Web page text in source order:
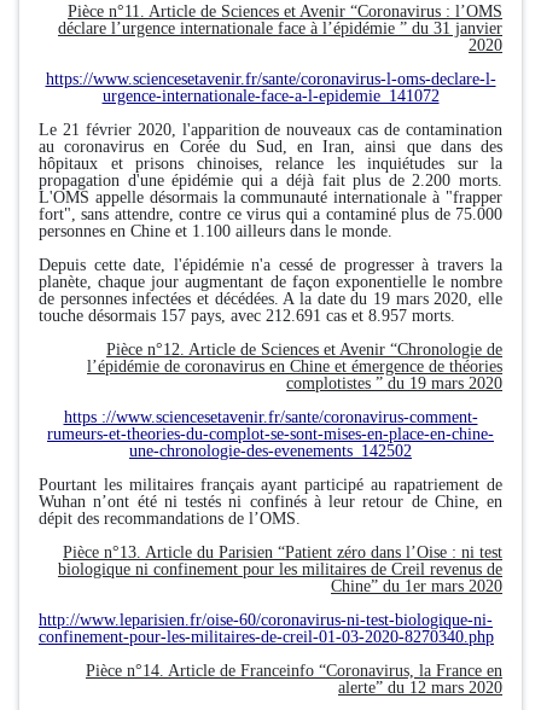
Pièce n°11. Article de Sciences et Avenir “Coronavirus : l’OMS
déclare l’urgence internationale face à l’épidémie ” du 31 janvier
2020
https://www.sciencesetavenir.fr/sante/coronavirus-l-oms-declare-l-
urgence-internationale-face-a-l-epidemie_141072
Le 21 février 2020, l'apparition de nouveaux cas de contamination
au coronavirus en Corée du Sud, en Iran, ainsi que dans des
hôpitaux et prisons chinoises, relance les inquiétudes sur la
propagation d'une épidémie qui a déjà fait plus de 2.200 morts.
L'OMS appelle désormais la communauté internationale à "frapper
fort", sans attendre, contre ce virus qui a contaminé plus de 75.000
personnes en Chine et 1.100 ailleurs dans le monde.
Depuis cette date, l'épidémie n'a cessé de progresser à travers la
planète, chaque jour augmentant de façon exponentielle le nombre
de personnes infectées et décédées. A la date du 19 mars 2020, elle
touche désormais 157 pays, avec 212.691 cas et 8.957 morts.
Pièce n°12. Article de Sciences et Avenir “Chronologie de
l’épidémie de coronavirus en Chine et émergence de théories
complotistes ” du 19 mars 2020
https ://www.sciencesetavenir.fr/sante/coronavirus-comment-
rumeurs-et-theories-du-complot-se-sont-mises-en-place-en-chine-
une-chronologie-des-evenements_142502
Pourtant les militaires français ayant participé au rapatriement de
Wuhan n’ont été ni testés ni confinés à leur retour de Chine, en
dépit des recommandations de l’OMS.
Pièce n°13. Article du Parisien “Patient zéro dans l’Oise : ni test
biologique ni confinement pour les militaires de Creil revenus de
Chine” du 1er mars 2020
http://www.leparisien.fr/oise-60/coronavirus-ni-test-biologique-ni-
confinement-pour-les-militaires-de-creil-01-03-2020-8270340.php
Pièce n°14. Article de Franceinfo “Coronavirus, la France en
alerte” du 12 mars 2020